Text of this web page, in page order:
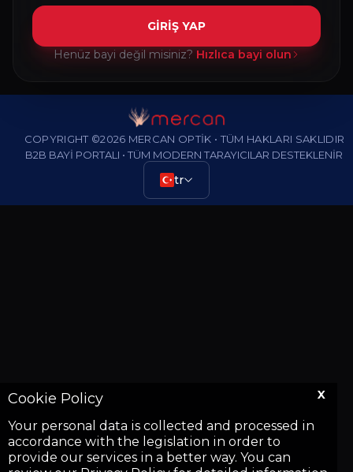
X
Cookie Policy
Your personal data is collected and processed in
accordance with the legislation in order to
provide our services in a better way. You can
GİRİŞ YAP
Henüz bayi değil misiniz?Hızlıca bayi olun
COPYRIGHT ©2026 MERCAN OPTİK • TÜM HAKLARI SAKLIDIR
B2B BAYİ PORTALI • TÜM MODERN TARAYICILAR DESTEKLENİR
tr